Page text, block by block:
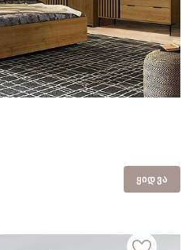
ᲧᲘᲓᲕᲐ